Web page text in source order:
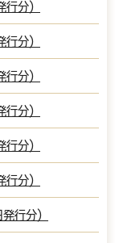
分）
分）
分）
分）
分）
分）
行分）